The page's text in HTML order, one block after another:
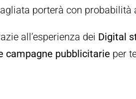
porterà con probabilità
all’esperienza dei Digital
campagne pubblicitarie per